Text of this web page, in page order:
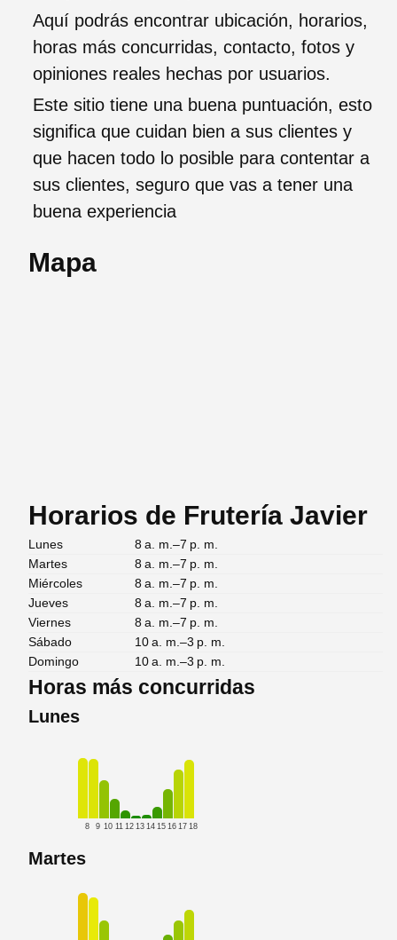
Aquí podrás encontrar ubicación, horarios,
horas más concurridas, contacto, fotos y
opiniones reales hechas por usuarios.
Este sitio tiene una buena puntuación, esto
significa que cuidan bien a sus clientes y
que hacen todo lo posible para contentar a
sus clientes, seguro que vas a tener una
buena experiencia
Mapa
Horarios de Frutería Javier
Lunes
8 a. m.–7 p. m.
Martes
8 a. m.–7 p. m.
Miércoles
8 a. m.–7 p. m.
Jueves
8 a. m.–7 p. m.
Viernes
8 a. m.–7 p. m.
Sábado
10 a. m.–3 p. m.
Domingo
10 a. m.–3 p. m.
Horas más concurridas
Lunes
8 9 10 11 12 13 14 15 16 17 18
Martes